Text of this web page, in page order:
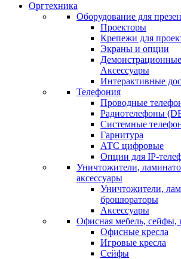
Оргтехника
Оборудование для
Проекторы
Крепежи для
Экраны и опции
Аксессуары
Интерактивные
Телефония
Проводные
Радиотелефоны
Системные
Гарнитура
АТС цифровые
Опции для IP-
Уничтожители,
аксессуары
Уничтожители,
брошюраторы
Аксессуары
Офисная мебель,
Офисные кресла
Игровые кресла
Сейфы